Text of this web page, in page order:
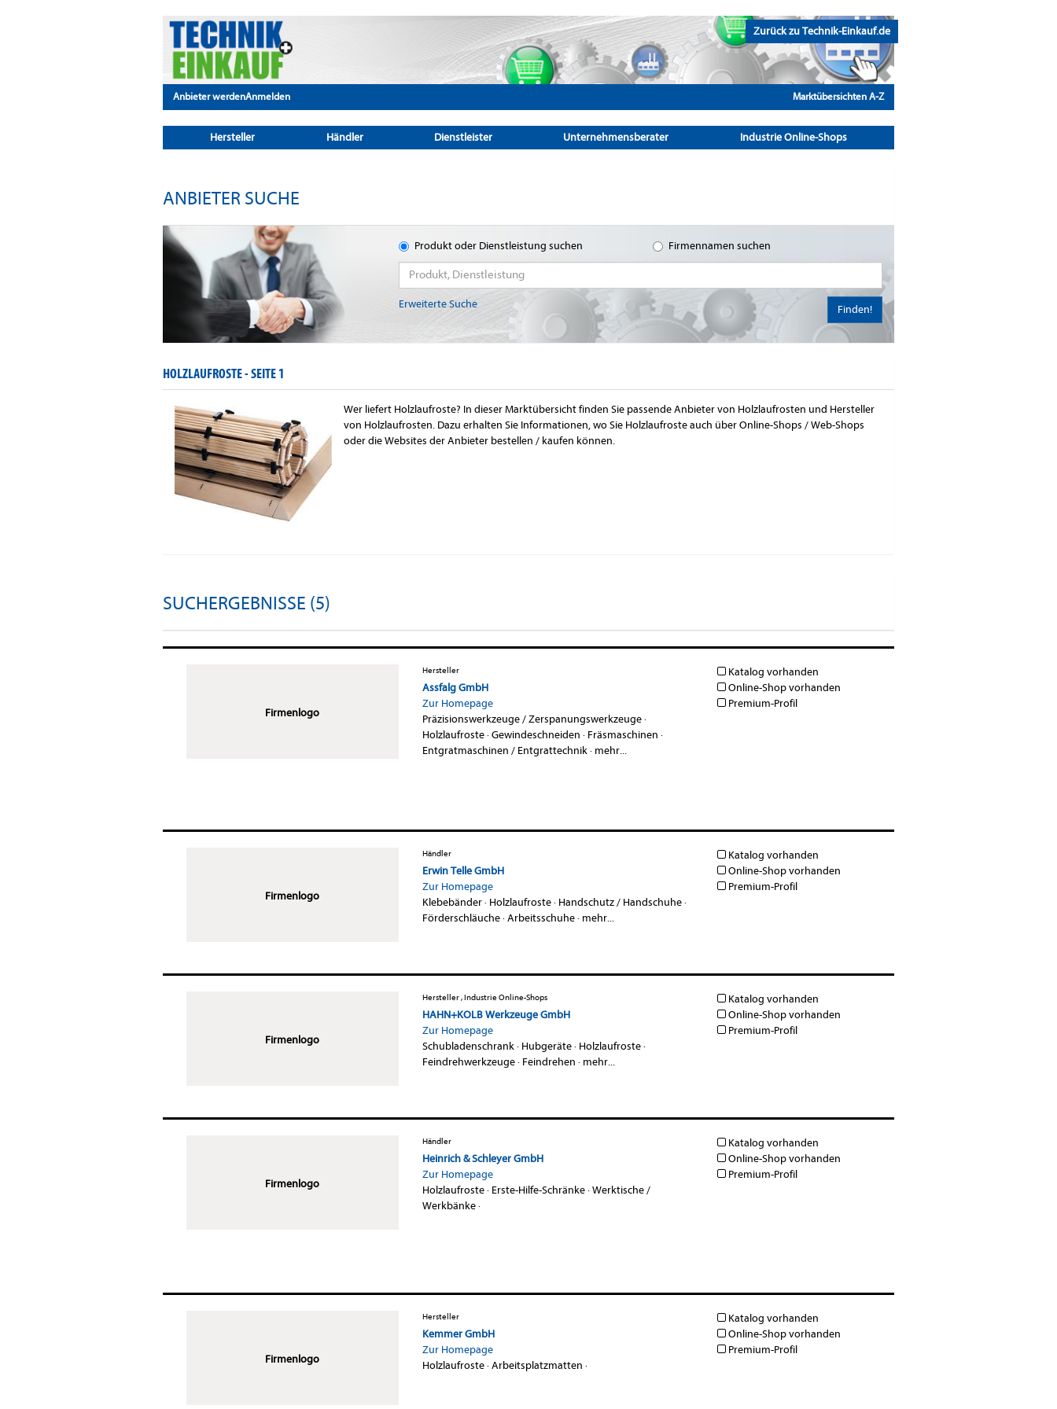
Zurück zu Technik-Einkauf.de
Anbieter werdenAnmelden Marktübersichten A-Z
Hersteller Händler Dienstleister Unternehmensberater Industrie Online-Shops
ANBIETER SUCHE
Produkt oder Dienstleistung suchen Firmennamen suchen
Erweiterte Suche Finden!
HOLZLAUFROSTE -SEITE 1
Wer liefert Holzlaufroste? In dieser Marktübersicht finden Sie passende Anbieter von Holzlaufrosten und Hersteller
von Holzlaufrosten. Dazu erhalten Sie Informationen, wo Sie Holzlaufroste auch über Online-Shops / Web-Shops
oder die Websites der Anbieter bestellen / kaufen können.
SUCHERGEBNISSE (5)
Firmenlogo
Hersteller
Assfalg GmbH
Zur Homepage
Präzisionswerkzeuge / Zerspanungswerkzeuge·
Holzlaufroste·Gewindeschneiden · Fräsmaschinen ·
Entgratmaschinen / Entgrattechnik· mehr...
Katalog vorhanden
Online-Shop vorhanden
Premium-Profil
Firmenlogo
Händler
Erwin Telle GmbH
Zur Homepage
Klebebänder· Holzlaufroste· Handschutz / Handschuhe·
Förderschläuche·Arbeitsschuhe· mehr...
Katalog vorhanden
Online-Shop vorhanden
Premium-Profil
Firmenlogo
Hersteller , Industrie Online-Shops
HAHN+KOLB Werkzeuge GmbH
Zur Homepage
Schubladenschrank· Hubgeräte· Holzlaufroste·
Feindrehwerkzeuge· Feindrehen · mehr...
Katalog vorhanden
Online-Shop vorhanden
Premium-Profil
Firmenlogo
Händler
Heinrich & Schleyer GmbH
Zur Homepage
Holzlaufroste· Erste-Hilfe-Schränke·Werktische /
Werkbänke·
Katalog vorhanden
Online-Shop vorhanden
Premium-Profil
Firmenlogo
Hersteller
Kemmer GmbH
Zur Homepage
Holzlaufroste·Arbeitsplatzmatten ·
Katalog vorhanden
Online-Shop vorhanden
Premium-Profil